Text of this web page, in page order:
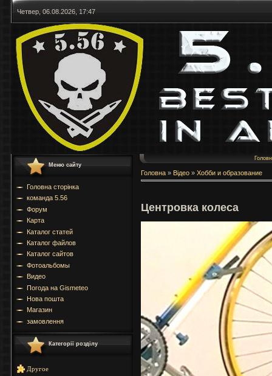
Четвер, 06.08.2026, 17:47
Меню сайту
Головна сторінка
команда 5.56
Форум
Карта
Каталог статей
Каталог файлов
Каталог сайтов
Фотоальбомы
Видео
Погода на Gismeteo
Нова пошта
Магазин
замовлення
Категорії розділу
Другое
Головна » Відео » Хобби и образование
Центровка колеса